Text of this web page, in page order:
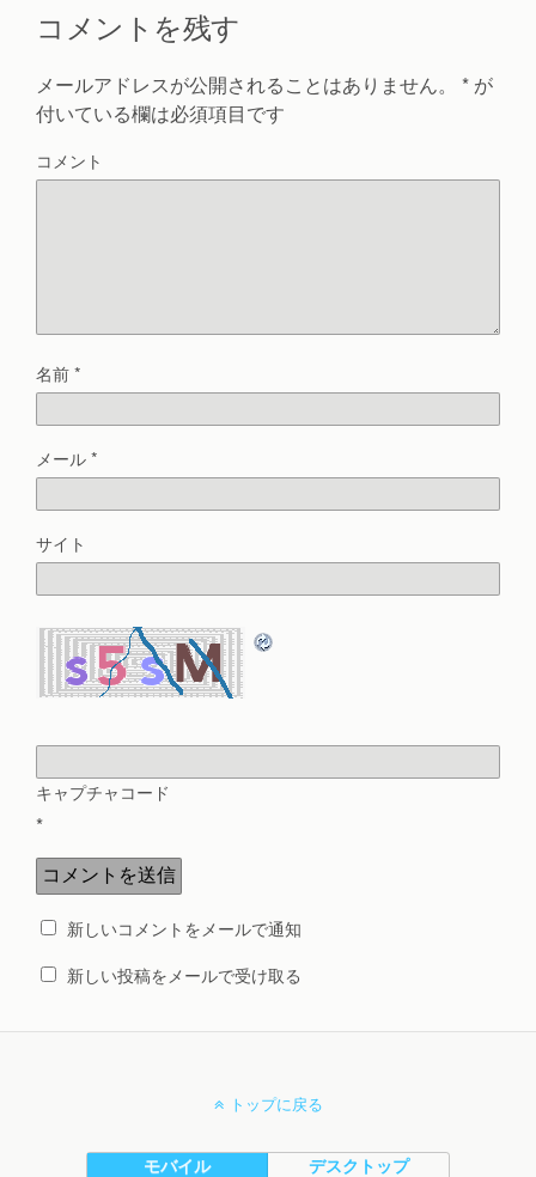
コメントを残す
メールアドレスが公開されることはありません。 * が
付いている欄は必須項目です
コメント
名前*
メール*
サイト
キャプチャコード
*
新しいコメントをメールで通知
新しい投稿をメールで受け取る
トップに戻る
モバイル デスクトップ